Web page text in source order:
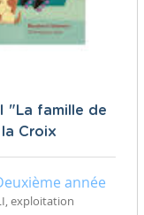
"La famille de
Croix
année
exploitation